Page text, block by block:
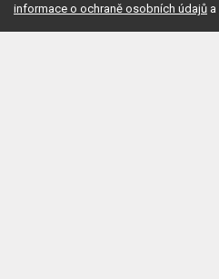
informace o ochraně osobních údajů a